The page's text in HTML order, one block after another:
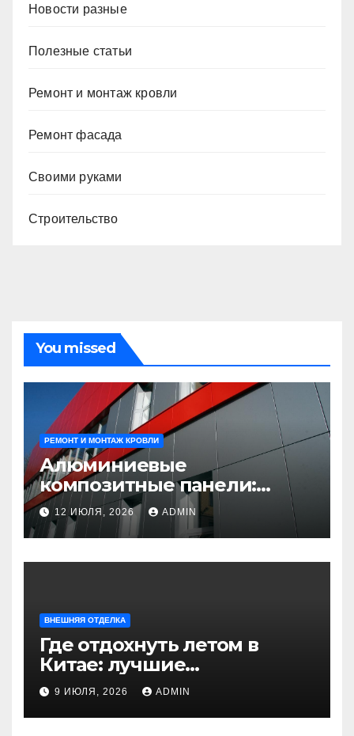
Новости разные
Полезные статьи
Ремонт и монтаж кровли
Ремонт фасада
Своими руками
Строительство
You missed
РЕМОНТ И МОНТАЖ КРОВЛИ
Алюминиевые
композитные панели:
универсальное решение
для современного
строительства и дизайна
12 ИЮЛЯ, 2026 ADMIN
ВНЕШНЯЯ ОТДЕЛКА
Где отдохнуть летом в
Китае: лучшие
направления для
незабываемого
путешествия
9 ИЮЛЯ, 2026 ADMIN